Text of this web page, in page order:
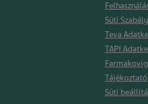
Süti
Teva
TAPI
Tájékoztató
Süti